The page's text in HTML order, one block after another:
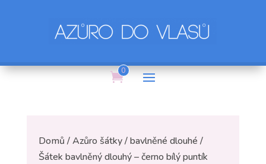
0
Domů /Azůro šátky/bavlněné dlouhé /
Šátek bavlněný dlouhý – černo bílý puntík